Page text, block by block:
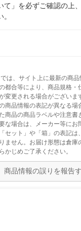
て」を必ずご確認の上
。
は、サイト上に最新の商
都合等により、商品規格・
変更される場合がございま
商品情報の表記が異なる場
商品の商品ラベルや注意書
な場合は、メーカー等にお
セット」や「箱」の表記は
ません。お届け形態は倉庫
かじめご了承ください。
商品情報の誤りを報告